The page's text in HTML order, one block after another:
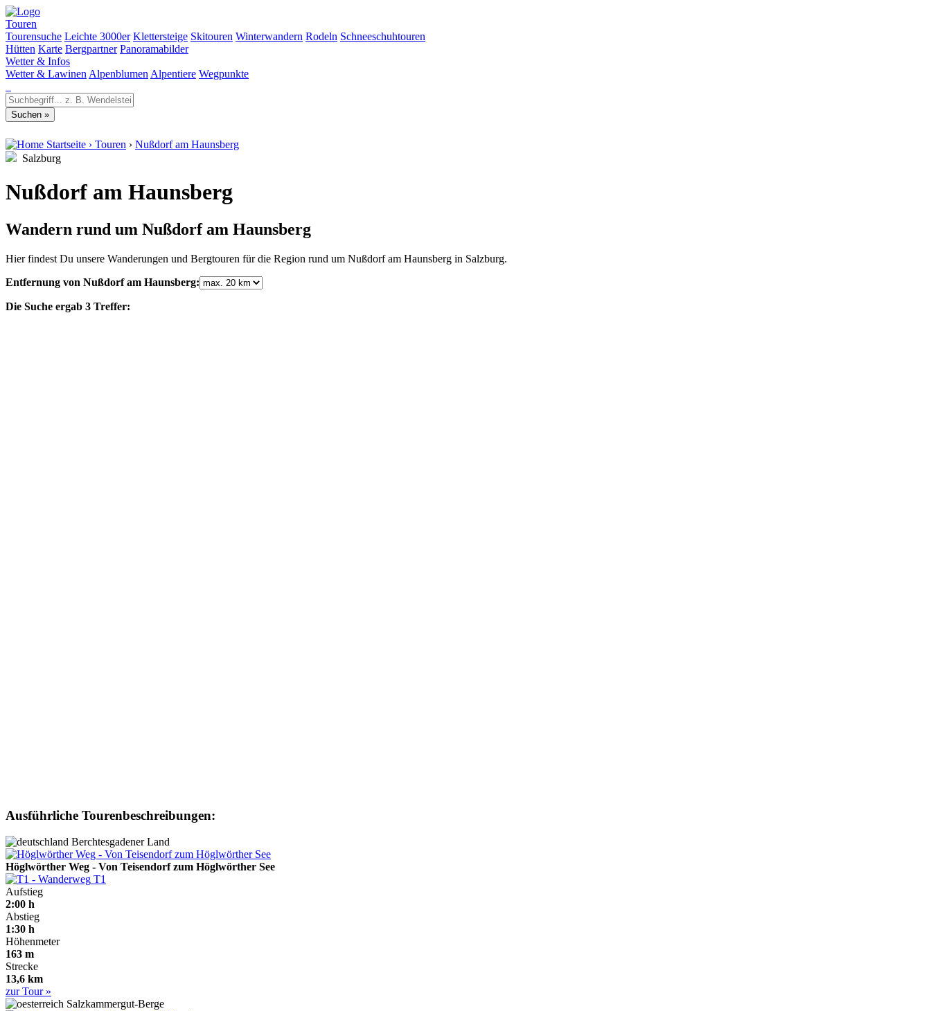
Touren
Tourensuche Leichte 3000er Klettersteige Skitouren Winterwandern Rodeln Schneeschuhtouren
Hütten Karte Bergpartner Panoramabilder
Wetter & Infos
Wetter & Lawinen Alpenblumen Alpentiere Wegpunkte
Startseite › Touren › Nußdorf am Haunsberg
Salzburg
Nußdorf am Haunsberg
Wandern rund um Nußdorf am Haunsberg
Hier findest Du unsere Wanderungen und Bergtouren für die Region rund um Nußdorf am Haunsberg in Salzburg.
Entfernung von Nußdorf am Haunsberg:
Die Suche ergab 3 Treffer:
Ausführliche Tourenbeschreibungen:
Berchtesgadener Land
Höglwörther Weg - Von Teisendorf zum Höglwörther See
T1
Aufstieg
2:00 h
Abstieg
1:30 h
Höhenmeter
163 m
Strecke
13,6 km
zur Tour »
Salzkammergut-Berge